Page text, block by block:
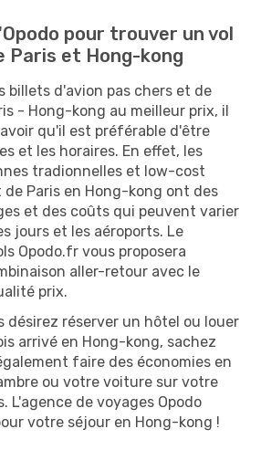
pour trouver un vol
Paris et Hong-kong
billets d'avion pas chers et de
- Hong-kong au meilleur prix, il
qu'il est préférable d'être
et les horaires. En effet, les
tradionnelles et low-cost
Paris en Hong-kong ont des
et des coûts qui peuvent varier
jours et les aéroports. Le
Opodo.fr vous proposera
aller-retour avec le
prix.
désirez réserver un hôtel ou louer
arrivé en Hong-kong, sachez
faire des économies en
ou votre voiture sur votre
L'agence de voyages Opodo
votre séjour en Hong-kong !